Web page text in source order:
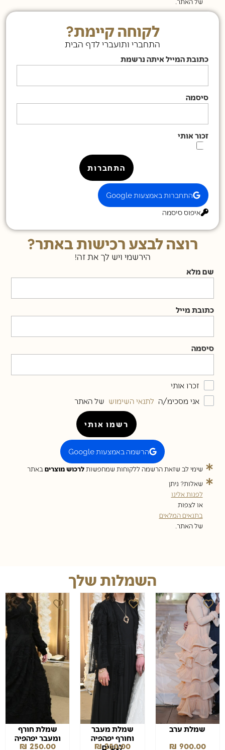
לקוחה קיימת?
התחברי ותועברי לדף הבית
כתובת המייל איתה נרשמת
סיסמה
זכור אותי
התחברות
התחברות באמצעות Google
איפוס סיסמה
רוצה לבצע רכישות באתר?
הירשמי ויש לך את זה!
שם מלא
כתובת מייל
סיסמה
זכרו אותי
אני מסכימ/ה לתנאי השימוש של האתר
רשמו אותי
הרשמה באמצעות Google
שימי לב שזאת הרשמה ללקוחות שמחפשותלרכוש מוצריםבאתר
שאלות? ניתן
לפנות אלינו
או לצפות
בתנאים המלאים
של האתר.
השמלות שלך
שמלת ערב
900.00
₪
שמלת מעבר
וחורף יפהפיה
לנשים
250.00
₪
שמלת חורף
ומעבר יפהפיה
250.00
₪